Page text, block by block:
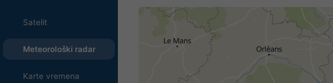
Satelit
Meteorološki radar
Karte vremena